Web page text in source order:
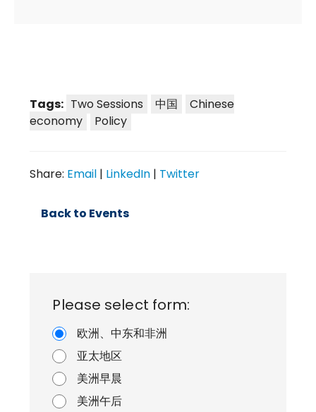
Tags: Two Sessions 中国
Chinese
economy
Policy
Share: Email | LinkedIn | Twitter
Back to Events
Please select form:
欧洲、中东和非洲
亚太地区
美洲早晨
美洲午后